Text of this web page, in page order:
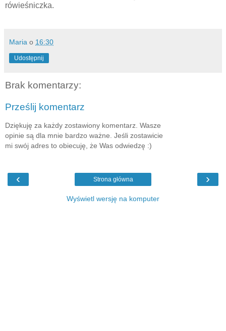
rówieśniczka.
Maria o 16:30
Udostępnij
Brak komentarzy:
Prześlij komentarz
Dziękuję za każdy zostawiony komentarz. Wasze
opinie są dla mnie bardzo ważne. Jeśli zostawicie
mi swój adres to obiecuję, że Was odwiedzę :)
‹ ›
Strona główna
Wyświetl wersję na komputer